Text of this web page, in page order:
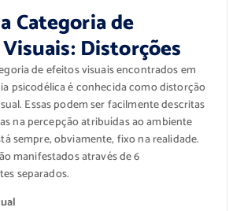
Categoria de
Distorções
de efeitos visuais encontrados em
psicodélica é conhecida como distorção
Essas podem ser facilmente descritas
na percepção atribuídas ao ambiente
sempre, obviamente, fixo na realidade.
manifestados através de 6
separados.